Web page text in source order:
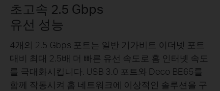
초고속 2.5 Gbps
유선 성능
4개의 2.5 Gbps 포트는 일반 기가비트 이더넷 포트
대비 최대 2.5배 더 빠른 유선 속도로 홈 인터넷 속도
를 극대화시킵니다. USB 3.0 포트와 Deco BE65를
함께 작동시켜 홈 네트워크에 이상적인 솔루션을 구